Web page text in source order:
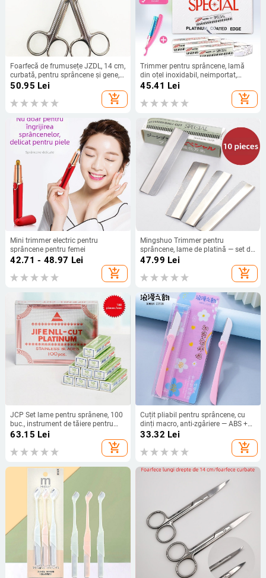
Foarfecă de frumusețe JZDL, 14 cm,
curbată, pentru sprâncene și gene,
oțel inoxidabil, vârf ascuțit
50.95 Lei
add_shopping_cart
Trimmer pentru sprâncene, lamă
din oțel inoxidabil, neimportat,
marcă Other, instrument profesional
pentru modelarea sprâncenelor
45.41 Lei
add_shopping_cart
Mini trimmer electric pentru
sprâncene pentru femei
42.71 - 48.97 Lei
add_shopping_cart
Mingshuo Trimmer pentru
sprâncene, lame de platină — set de
lame din fier
47.99 Lei
add_shopping_cart
JCP Set lame pentru sprânene, 100
buc., instrument de tăiere pentru
artiști de makeup
63.15 Lei
add_shopping_cart
Cuțit pliabil pentru sprâncene, cu
dinți macro, anti-zgâriere — ABS +
oțel inoxidabil, origine Jinhua
33.32 Lei
add_shopping_cart